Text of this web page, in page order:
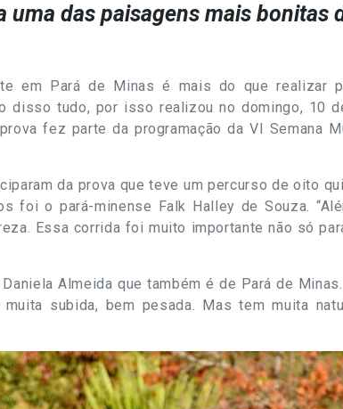
das paisagens mais bonitas
em Pará de Minas é mais do que realizar
tudo, por isso realizou no domingo, 10
fez parte da programação da VI Semana
da prova que teve um percurso de oito
foi o pará-minense Falk Halley de Souza.
Essa corrida foi muito importante não só
Almeida que também é de Pará de
subida, bem pesada. Mas tem muita